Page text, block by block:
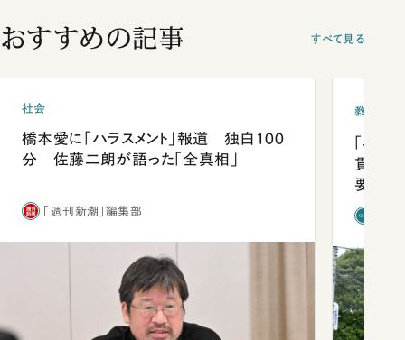
おすすめの記事 すべて見る
社会
橋本愛に「ハラスメント」報道 独白100
分 佐藤二朗が語った「全真相」
「週刊新潮」編集部
教育
「早
貫校へ
要だっ